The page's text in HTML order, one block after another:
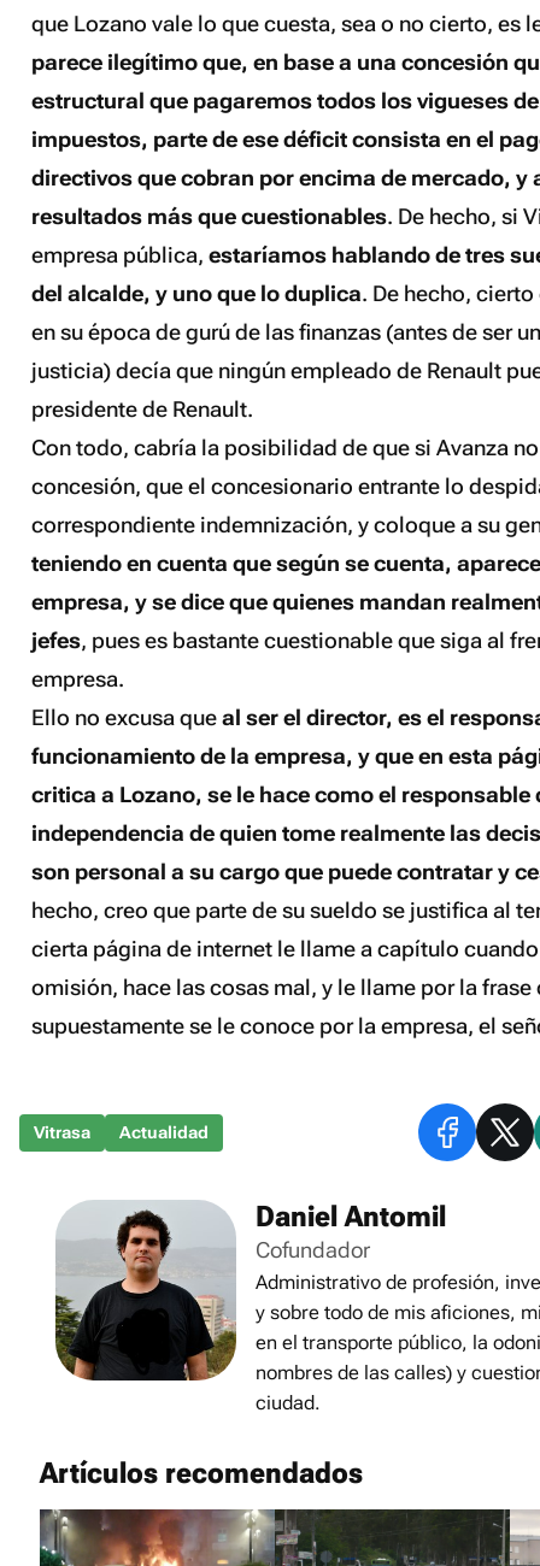
que Lozano vale lo que cuesta, sea o no cierto, es
parece ilegítimo que, en base a una concesión
estructural que pagaremos todos los vigueses
impuestos, parte de ese déficit consista en el
directivos que cobran por encima de mercado, y
resultados más que cuestionables. De hecho, si
empresa pública,estaríamos hablando de tres
del alcalde, y uno que lo duplica. De hecho,
en su época de gurú de las finanzas (antes de ser
justicia) decía que ningún empleado de Renault
presidente de Renault.
Con todo, cabría la posibilidad de que si Avanza
concesión, que el concesionario entrante lo
correspondiente indemnización, y coloque a su
teniendo en cuenta que según se cuenta,
empresa, y se dice que quienes mandan
jefes, pues es bastante cuestionable que siga al
empresa.
Ello no excusa queal ser el director, es el
funcionamiento de la empresa, y que en esta
critica a Lozano, se le hace como el responsable
independencia de quien tome realmente las
son personal a su cargo que puede contratar y
hecho, creo que parte de su sueldo se justifica al
cierta página de internet le llame a capítulo
omisión, hace las cosas mal, y le llame por la frase
supuestamente se le conoce por la empresa,el
Vitrasa Actualidad
Daniel Antomil
Cofundador
Administrativo de profesión,
y sobre todo de mis aficiones,
en el transporte público, la
nombres de las calles) y
ciudad.
Artículos recomendados